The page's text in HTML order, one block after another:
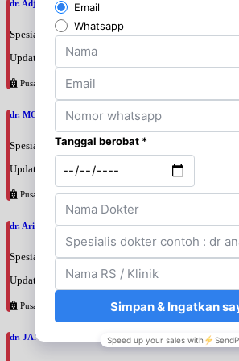
dr. Adji Suprajitno, SpPD
Spesialis: Penyakit Dalam
Update terakhir: 2026-08-07 20:37:59
Pusat Pertamina
dr. MOCHAMAD PASHA, SpPD
Spesialis: Penyakit Dalam
Update terakhir: 2026-08-07 20:35:45
Pusat Pertamina
dr. Arini Purwono, SpP
Spesialis: Paru
Update terakhir: 2026-08-07 20:25:58
Pusat Pertamina
dr. JANUAR HABIBI, SpP